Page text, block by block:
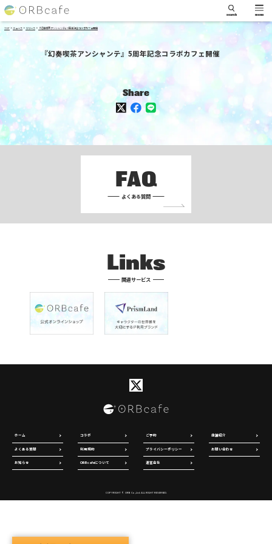
search menu
TOP > ニュース> リリース > 『幻奏喫茶アンシャンテ』5周年記念コラボカフェ開催
『幻奏喫茶アンシャンテ』5周年記念コラボカフェ開催
Share
FAQ
よくある質問
Links
関連サービス
ホーム コラボ ご予約 店舗紹介
よくある質問 利用規約 プライバシーポリシー お問い合わせ
お知らせ ORBcafeについて 運営会社
COPYRIGHT © ORB Co.,Ltd. ALL RIGHT RESERVED.